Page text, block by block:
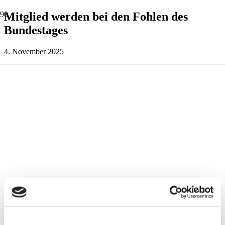
Mitglied werden bei den Fohlen des
Bundestages
4. November 2025